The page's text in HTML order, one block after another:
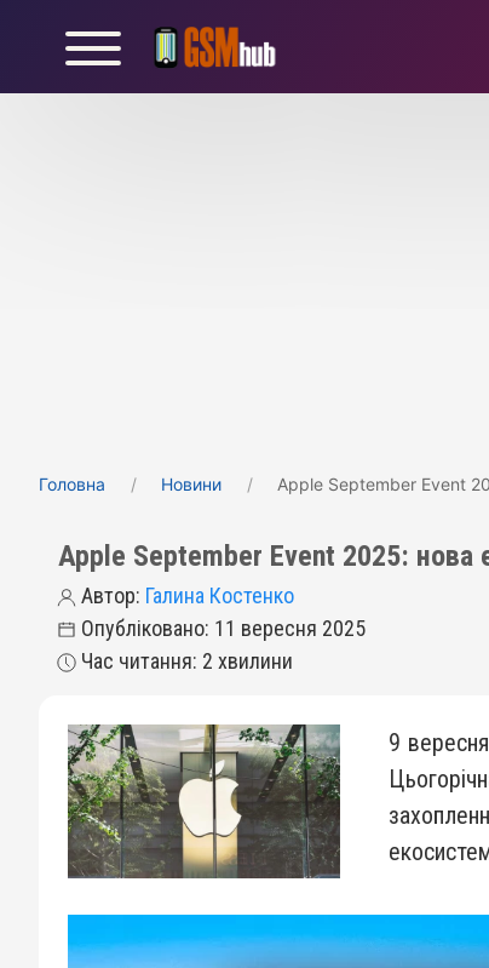
Головна Новини Apple September Event
Apple September Event 2025: нова
Автор: Галина Костенко
Опубліковано: 11 вересня 2025
Час читання: 2 хвилини
9